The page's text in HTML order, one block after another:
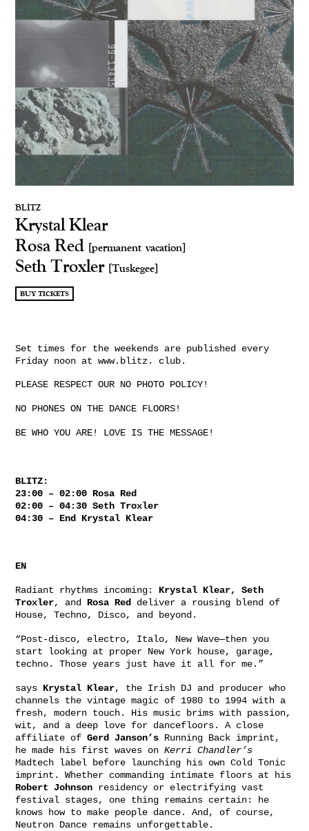
BLITZ
Krystal Klear
Rosa Red [permanent vacation]
Seth Troxler [Tuskegee]
BUY TICKETS
Set times for the weekends are published every
Friday noon at www.blitz. club.
PLEASE RESPECT OUR NO PHOTO POLICY!
NO PHONES ON THE DANCE FLOORS!
BE WHO YOU ARE! LOVE IS THE MESSAGE!
BLITZ:
23:00 – 02:00 Rosa Red
02:00 – 04:30 Seth Troxler
04:30 – End Krystal Klear
EN
Radiant rhythms incoming: Krystal Klear, Seth
Troxler, and Rosa Red
deliver a rousing blend of
House, Techno, Disco, and beyond.
“Post-disco, electro, Italo, New Wave—then you
start looking at proper New York house, garage,
techno. Those years just have it all for me.”
says Krystal Klear, the Irish DJ and producer who
channels the vintage magic of 1980 to 1994 with a
fresh, modern touch. His music brims with passion,
wit, and a deep love for dancefloors. A close
affiliate of Gerd Janson’s Running Back imprint,
he made his first waves on Kerri Chandler’s
Madtech label before launching his own Cold Tonic
imprint. Whether commanding intimate floors at his
Robert Johnson residency or electrifying vast
festival stages, one thing remains certain: he
knows how to make people dance. And, of course,
Neutron Dance remains unforgettable.